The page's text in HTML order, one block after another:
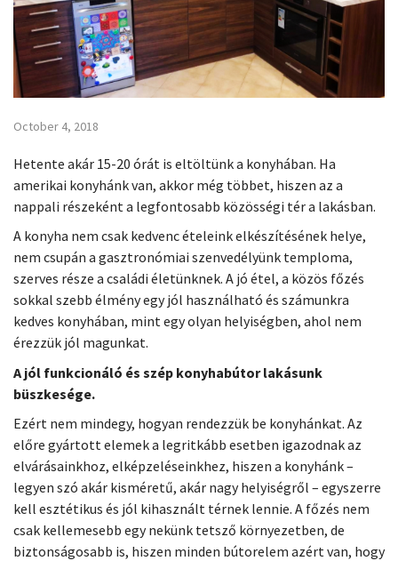
October 4, 2018
Hetente akár 15-20 órát is eltöltünk a konyhában. Ha
amerikai konyhánk van, akkor még többet, hiszen az a
nappali részeként a legfontosabb közösségi tér a lakásban.
A konyha nem csak kedvenc ételeink elkészítésének helye,
nem csupán a gasztronómiai szenvedélyünk temploma,
szerves része a családi életünknek. A jó étel, a közös főzés
sokkal szebb élmény egy jól használható és számunkra
kedves konyhában, mint egy olyan helyiségben, ahol nem
érezzük jól magunkat.
A jól funkcionáló és szép konyhabútor lakásunk
büszkesége.
Ezért nem mindegy, hogyan rendezzük be konyhánkat. Az
előre gyártott elemek a legritkább esetben igazodnak az
elvárásainkhoz, elképzeléseinkhez, hiszen a konyhánk –
legyen szó akár kisméretű, akár nagy helyiségről – egyszerre
kell esztétikus és jól kihasznált térnek lennie. A főzés nem
csak kellemesebb egy nekünk tetsző környezetben, de
biztonságosabb is, hiszen minden bútorelem azért van, hogy